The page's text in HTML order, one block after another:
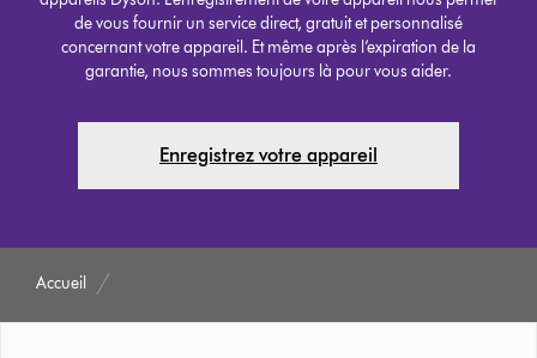
de vous fournir un service direct, gratuit et personnalisé
concernant votre appareil. Et même après l’expiration de la
garantie, nous sommes toujours là pour vous aider.
Enregistrez votre appareil
Accueil